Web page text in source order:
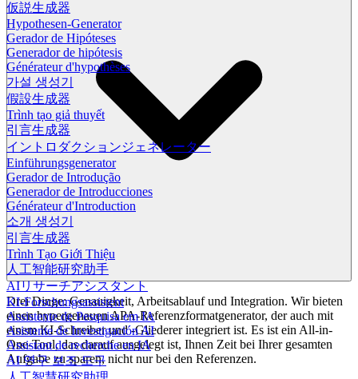
仮説生成器
Hypothesen-Generator
Gerador de Hipóteses
Generador de hipótesis
Générateur d'hypothèses
가설 생성기
假設生成器
Trình tạo giả thuyết
引言生成器
イントロダクションジェネレーター
Einführungsgenerator
Gerador de Introdução
Generador de Introducciones
Générateur d'Introduction
소개 생성기
引言生成器
Trình Tạo Giới Thiệu
人工智能研究助手
AIリサーチアシスタント
KI-Forschungsassistent
Assistente de Pesquisa em IA
Asistente de Investigación AI
Assistant de recherche en IA
AI 연구 보조 도구
Drei Dinge: Genauigkeit, Arbeitsablauf und Integration. Wir bieten
einen hypergenauen APA-Referenzformatgenerator, der auch mit
einem KI-Schreiber und -Gliederer integriert ist. Es ist ein All-in-
One-Tool, das darauf ausgelegt ist, Ihnen Zeit bei Ihrer gesamten
Aufgabe zu sparen, nicht nur bei den Referenzen.